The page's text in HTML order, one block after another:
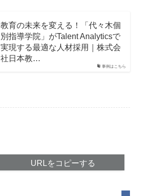
事例はこちら
教育の未来を変える！「代々木個
別指導学院」がTalent Analyticsで
実現する最適な人材採用｜株式会
社日本教…
URLをコピーする